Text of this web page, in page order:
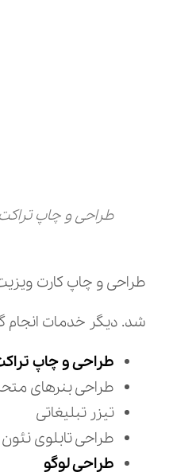
طراحی و چاپ
طراحی و چاپ کارت ویزیت
شد. دیگر خدمات انجام
طراحی و چاپ
طراحی بنرهای
تیزر تبلیغاتی
طراحی تابلوی
طراحی لوگو